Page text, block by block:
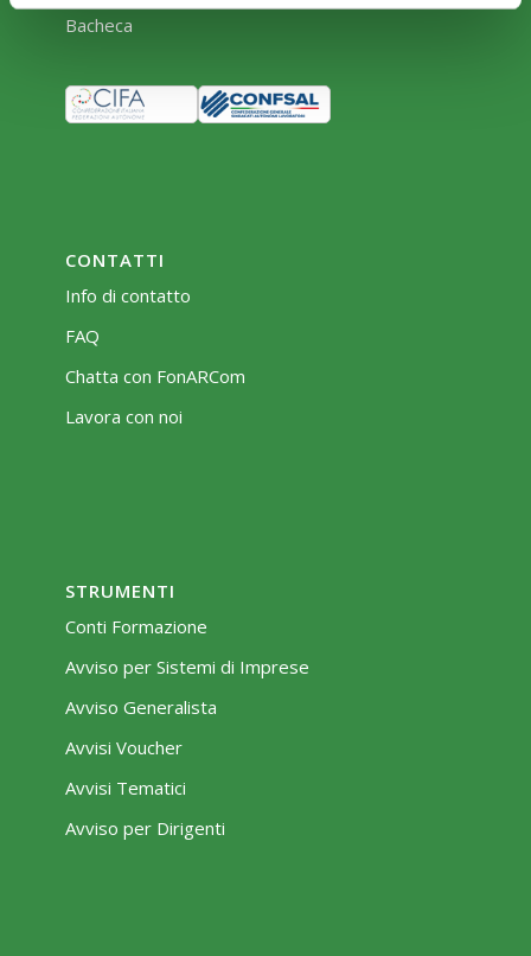
Bacheca
CONTATTI
Info di contatto
FAQ
Chatta con FonARCom
Lavora con noi
STRUMENTI
Conti Formazione
Avviso per Sistemi di Imprese
Avviso Generalista
Avvisi Voucher
Avvisi Tematici
Avviso per Dirigenti